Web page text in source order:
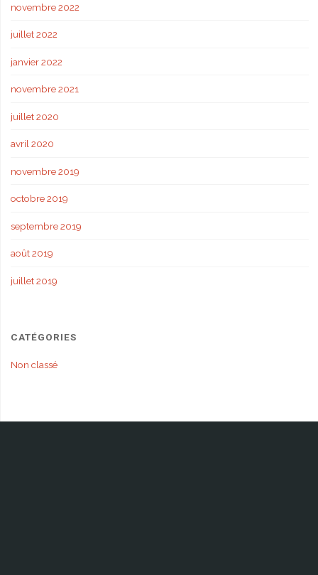
novembre 2022
juillet 2022
janvier 2022
novembre 2021
juillet 2020
avril 2020
novembre 2019
octobre 2019
septembre 2019
août 2019
juillet 2019
CATÉGORIES
Non classé